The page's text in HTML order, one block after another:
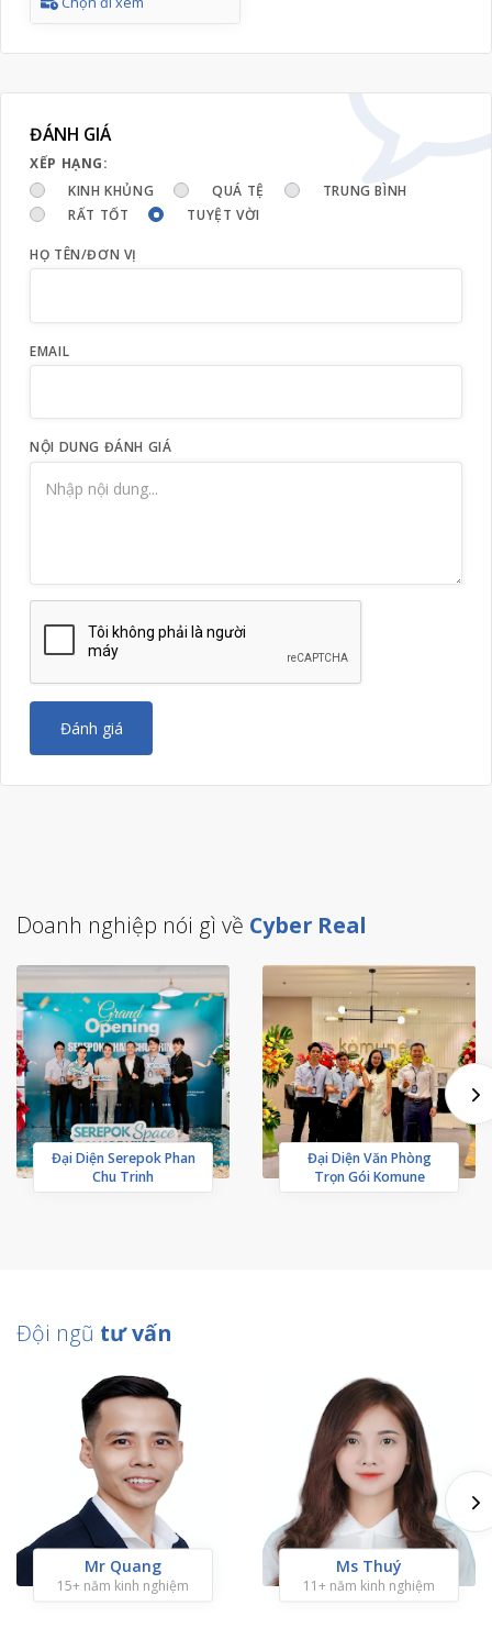
ĐÁNH GIÁ
XẾP HẠNG:
KINH KHỦNG
QUÁ TỆ
TRUNG BÌNH
RẤT TỐT
TUYỆT VỜI
HỌ TÊN/ĐƠN VỊ
EMAIL
NỘI DUNG ĐÁNH GIÁ
Đánh giá
Doanh nghiệp nói gì về Cyber Real
Đại Diện Serepok Phan
Chu Trinh
Đại Diện Văn Phòng
Trọn Gói Komune
Đội ngũ tư vấn
Mr Quang
15+ năm kinh nghiệm
Ms Thuý
11+ năm kinh nghiệm